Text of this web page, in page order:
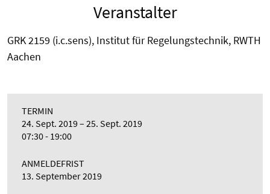
Veranstalter
GRK 2159 (i.c.sens), Institut für Regelungstechnik, RWTH
Aachen
TERMIN
24. Sept. 2019
25. Sept. 2019
07:30 - 19:00
ANMELDEFRIST
13. September 2019